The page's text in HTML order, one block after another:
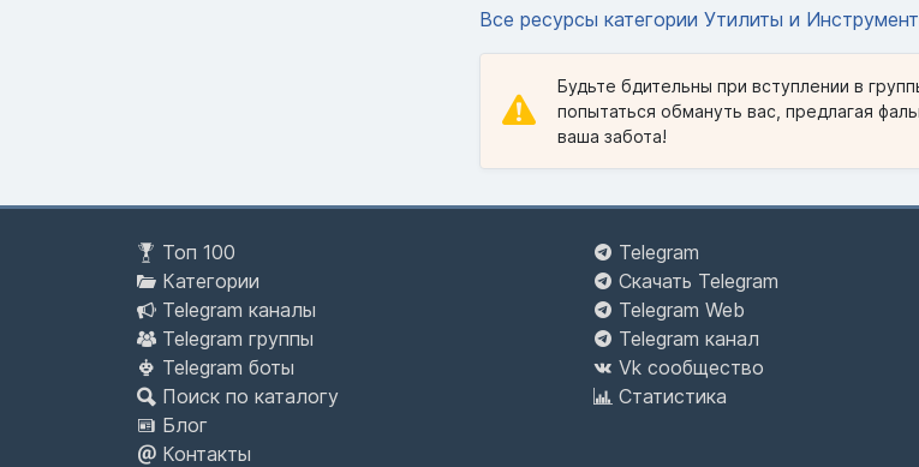
Все ресурсы категории Утилиты и
Будьте бдительны при вступлении в
попытаться обмануть вас, предлагая
ваша забота!
Топ 100
Категории
Telegram каналы
Telegram группы
Telegram боты
Поиск по каталогу
Блог
Контакты
Telegram
Скачать Telegram
Telegram Web
Telegram канал
Vk сообщество
Статистика